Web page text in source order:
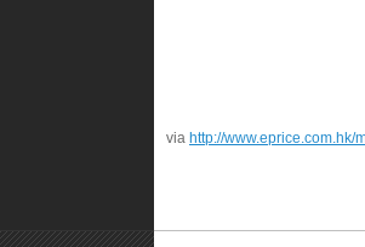
via http://